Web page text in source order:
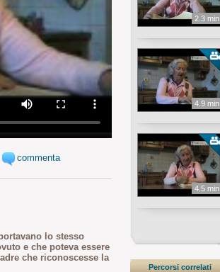
commenta
lo stesso
e che poteva essere
che riconoscesse la
2.3 min
4.9 min
4.5 min
Percorsi correlati